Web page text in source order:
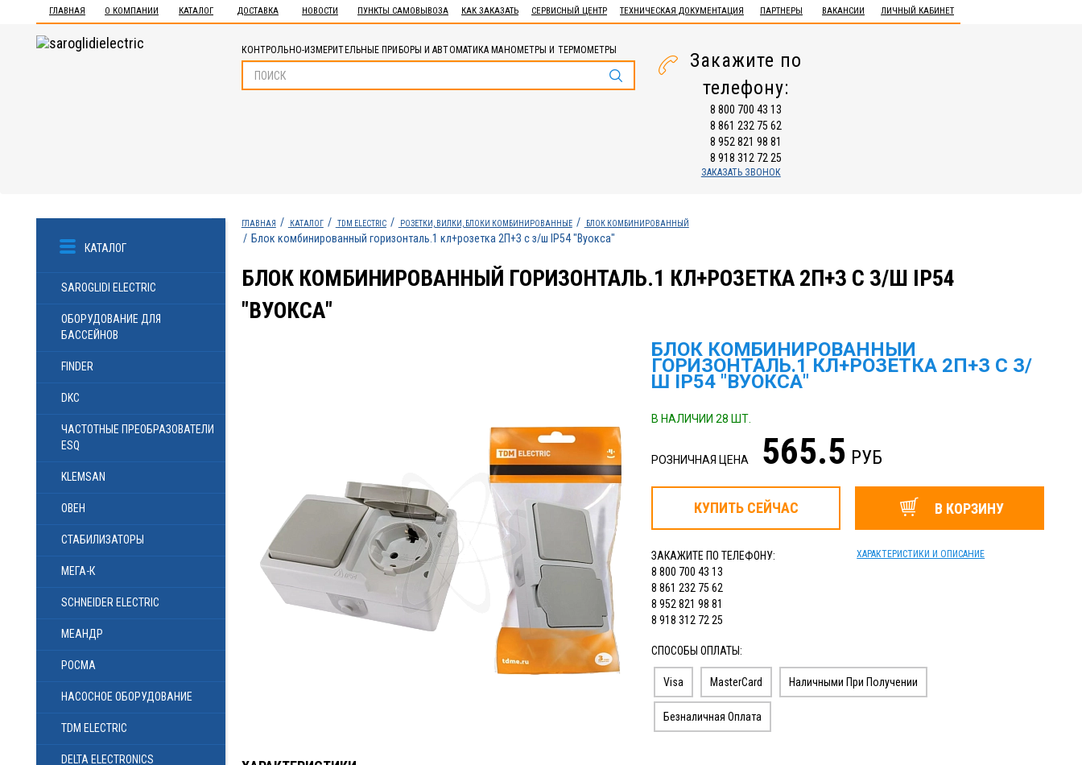
ГЛАВНАЯ О КОМПАНИИ КАТАЛОГ ДОСТАВКА НОВОСТИ ПУНКТЫ САМОВЫВОЗА КАК ЗАКАЗАТЬ СЕРВИСНЫЙ ЦЕНТР ТЕХНИЧЕСКАЯ ДОКУМЕНТАЦИЯ ПАРТНЕРЫ ВАКАНСИИ ЛИЧНЫЙ КАБИНЕТ
КОНТРОЛЬНО-ИЗМЕРИТЕЛЬНЫЕ ПРИБОРЫ И АВТОМАТИКА МАНОМЕТРЫ И ТЕРМОМЕТРЫ
Закажите по
телефону:
8 800 700 43 13
8 861 232 75 62
8 952 821 98 81
8 918 312 72 25
ЗАКАЗАТЬ ЗВОНОК
КАТАЛОГ
SAROGLIDI ELECTRIC
ОБОРУДОВАНИЕ ДЛЯ
БАССЕЙНОВ
FINDER
DKC
ЧАСТОТНЫЕ ПРЕОБРАЗОВАТЕЛИ
ESQ
KLEMSAN
ОВЕН
СТАБИЛИЗАТОРЫ
МЕГА-К
SCHNEIDER ELECTRIC
МЕАНДР
РОСМА
НАСОСНОЕ ОБОРУДОВАНИЕ
TDM ELECTRIC
DELTA ELECTRONICS
ГЛАВНАЯ КАТАЛОГ TDM ELECTRIC РОЗЕТКИ, ВИЛКИ, БЛОКИ КОМБИНИРОВАННЫЕ БЛОК КОМБИНИРОВАННЫЙ
Блок комбинированный горизонталь.1 кл+розетка 2П+З с з/ш IP54 "Вуокса"
БЛОК КОМБИНИРОВАННЫЙ ГОРИЗОНТАЛЬ.1 КЛ+РОЗЕТКА 2П+З С З/Ш IP54
"ВУОКСА"
БЛОК КОМБИНИРОВАННЫЙ
ГОРИЗОНТАЛЬ.1 КЛ+РОЗЕТКА 2П+З С З/
Ш IP54 "ВУОКСА"
В НАЛИЧИИ 28 ШТ.
РОЗНИЧНАЯ ЦЕНА 565.5 РУБ
КУПИТЬ СЕЙЧАС В КОРЗИНУ
ЗАКАЖИТЕ ПО ТЕЛЕФОНУ:
8 800 700 43 13
8 861 232 75 62
8 952 821 98 81
8 918 312 72 25
ХАРАКТЕРИСТИКИ И ОПИСАНИЕ
СПОСОБЫ ОПЛАТЫ:
Visa MasterCard Наличными При Получении
Безналичная Оплата